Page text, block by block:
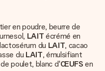
en poudre, beurre de
LAIT écrémé en
du LAIT, cacao
du LAIT, émulsifiant
de poulet, blanc d'ŒUFS en